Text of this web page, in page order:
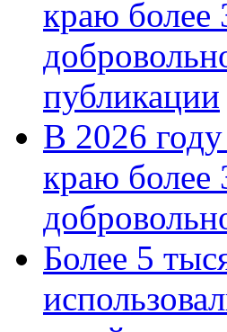
краю более
публикации
В 2026
краю более
Более 5